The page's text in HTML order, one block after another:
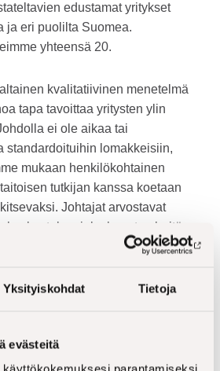
Yksityiskohdat Tietoja
evästeitä
edustamat yritykset
ja eri puolilta Suomea.
yhteensä 20.
kvalitatiivinen menetelmä
tapa tavoittaa yritysten ylin
ei ole aikaa tai
standardoituihin lomakkeisiin,
mukaan henkilökohtainen
tutkijan kanssa koetaan
Johtajat arvostavat
keskustelua, joka haastaa heitä
käytäntöjä uusista
osallistumisesta.
väline, vaan se tuotti välitöntä
tilaajalle, myös osallistujille.